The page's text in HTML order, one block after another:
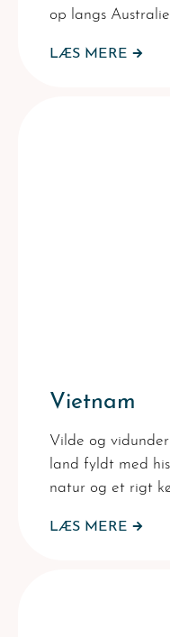
op langs
LÆS MERE
Vietnam
Vilde og
land fyldt med
natur og et rigt
LÆS MERE